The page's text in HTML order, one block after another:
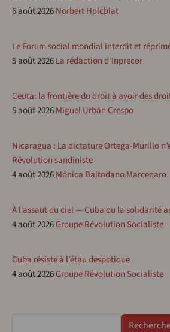
6 août 2026Norbert Holcblat
Le Forum social mondial interdit et
5 août 2026La rédaction d'Inprecor
Ceuta: la frontière du droit à avoir des
5 août 2026Miguel Urbán Crespo
Nicaragua : La dictature Ortega-Murillo
Révolution sandiniste
4 août 2026Mónica Baltodano Marcenaro
À l’assaut du ciel — Cuba ou la solidarité
4 août 2026Groupe Révolution Socialiste
Cuba résiste à l’étau despotique
4 août 2026Groupe Révolution Socialiste